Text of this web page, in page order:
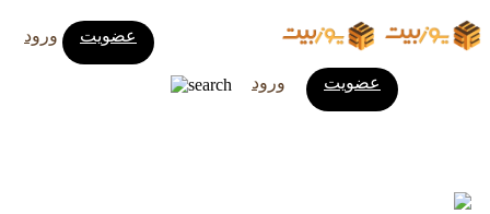
ورود عضویت
ورود عضویت